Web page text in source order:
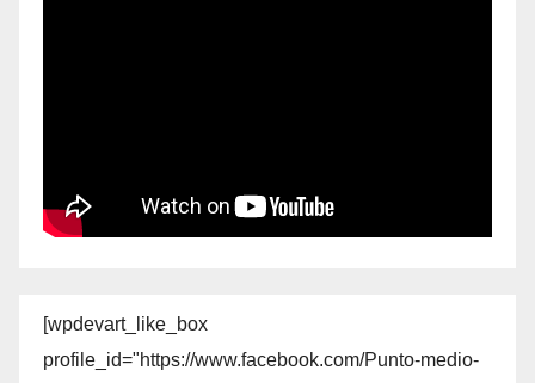
[wpdevart_like_box
profile_id="https://www.facebook.com/Punto-medio-